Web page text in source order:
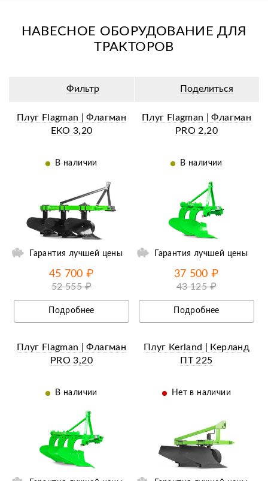
НАВЕСНОЕ ОБОРУДОВАНИЕ ДЛЯ
ТРАКТОРОВ
Фильтр Поделиться
Плуг Flagman | Флагман
EKO 3,20
В наличии
Гарантия лучшей цены
45 700 ₽
52 555 ₽
Подробнее
Плуг Flagman | Флагман
PRO 2,20
В наличии
Ещё 2 фотографии
Гарантия лучшей цены
37 500 ₽
43 125 ₽
Подробнее
Плуг Flagman | Флагман
PRO 3,20
В наличии
Плуг Kerland | Керланд
ПТ 225
Нет в наличии
Ещё 11 фотографий